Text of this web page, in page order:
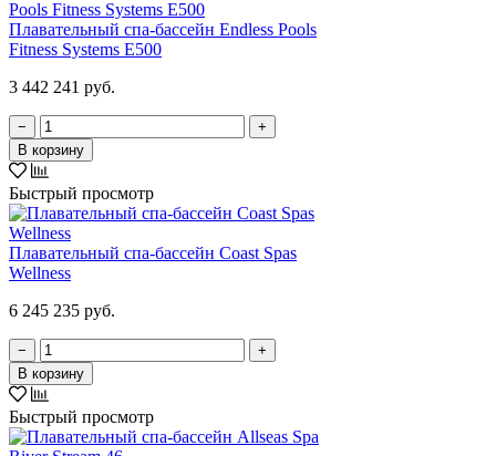
Плавательный спа-бассейн Endless Pools
Fitness Systems E500
3 442 241 руб.
−
+
В корзину
Быстрый просмотр
Плавательный спа-бассейн Coast Spas
Wellness
6 245 235 руб.
−
+
В корзину
Быстрый просмотр